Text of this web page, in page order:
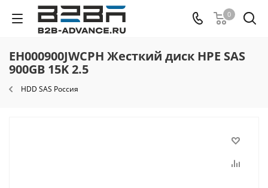
0
EH000900JWCPH Жесткий диск HPE SAS
900GB 15K 2.5
HDD SAS Россия